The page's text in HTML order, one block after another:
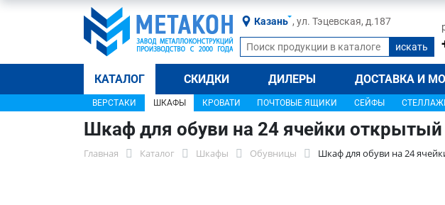
Казань , ул. Тэцевская, д.187
КАТАЛОГ СКИДКИ ДИЛЕРЫ ДОСТАВКА И
ВЕРСТАКИ ШКАФЫ КРОВАТИ ПОЧТОВЫЕ ЯЩИКИ СЕЙФЫ
Шкаф для обуви на 24 ячейки
Главная Каталог Шкафы Обувницы Шкаф для обуви на 24